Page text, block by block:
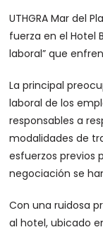
UTHGRA Mar del
fuerza en el Hotel
laboral” que
La principal
laboral de los
responsables a
modalidades de
esfuerzos previos
negociación se
Con una ruidosa
al hotel, ubicado